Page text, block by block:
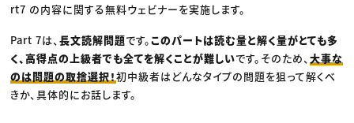
rt7 の内容に関する無料ウェビナーを実施します。
Part 7は、長文読解問題です。このパートは読む量と解く量がとても多
く、高得点の上級者でも全てを解くことが難しいです。そのため、大事な
のは問題の取捨選択！初中級者はどんなタイプの問題を狙って解くべ
きか、具体的にお話します。